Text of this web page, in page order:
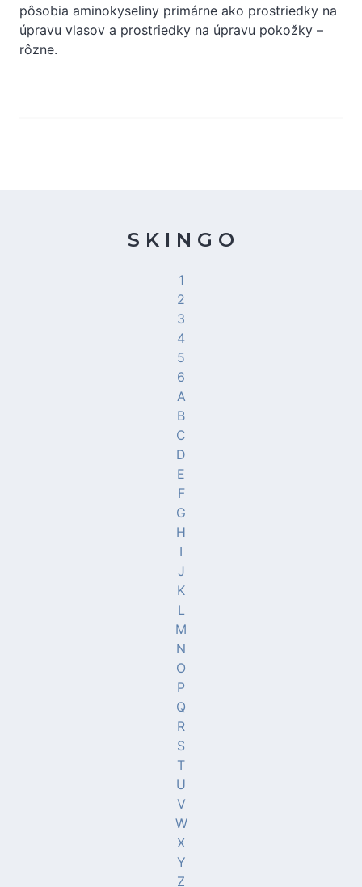
pôsobia aminokyseliny primárne ako prostriedky na
úpravu vlasov a prostriedky na úpravu pokožky –
rôzne.
S K I N G O
1
2
3
4
5
6
A
B
C
D
E
F
G
H
I
J
K
L
M
N
O
P
Q
R
S
T
U
V
W
X
Y
Z